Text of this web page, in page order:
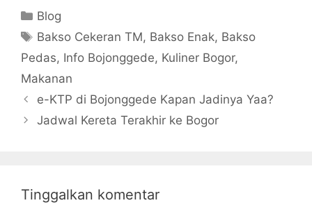
08221958829
9
Oleh Petugas
Dishub
Kategori
Blog
Tag
Bakso Cekeran TM, Bakso Enak, Bakso
Pedas, Info Bojonggede, Kuliner Bogor,
Makanan
e-KTP di Bojonggede Kapan Jadinya Yaa?
Jadwal Kereta Terakhir ke Bogor
Tinggalkan komentar